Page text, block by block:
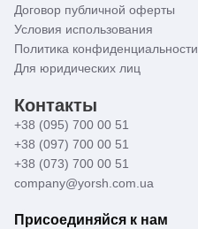
Договор публичной оферты
Условия использования
Политика конфиденциальности
Для юридических лиц
Контакты
+38 (095) 700 00 51
+38 (097) 700 00 51
+38 (073) 700 00 51
company@yorsh.com.ua
Присоединяйся к нам